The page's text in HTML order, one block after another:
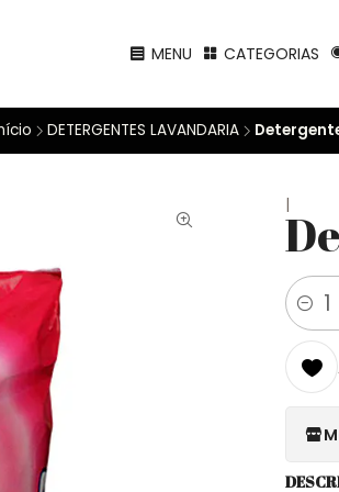
MENU CATEGORIAS
DETERGENTES LAVANDARIA
|